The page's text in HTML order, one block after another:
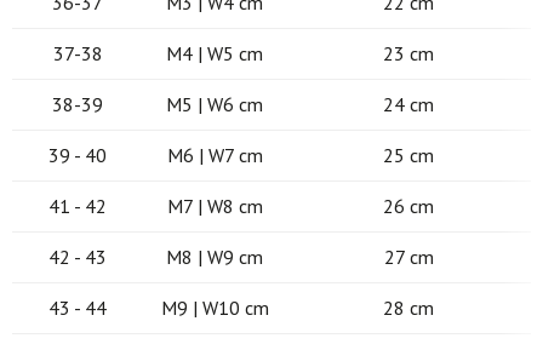
37-38 M4 | W5 cm 23 cm
38-39 M5 | W6 cm 24 cm
39 - 40 M6 | W7 cm 25 cm
41 - 42 M7 | W8 cm 26 cm
42 - 43 M8 | W9 cm 27 cm
43 - 44 M9 | W10 cm 28 cm